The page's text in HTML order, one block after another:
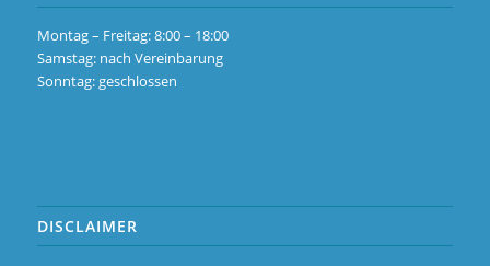
Montag – Freitag: 8:00 – 18:00
Samstag: nach Vereinbarung
Sonntag: geschlossen
DISCLAIMER